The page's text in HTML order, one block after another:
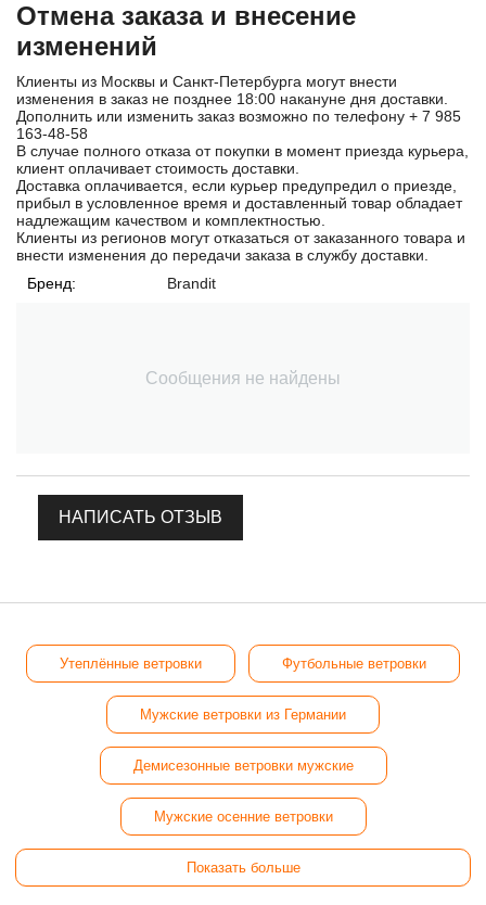
Отмена заказа и внесение
изменений
Клиенты из Москвы и Санкт-Петербурга могут внести
изменения в заказ не позднее 18:00 накануне дня доставки.
Дополнить или изменить заказ возможно по телефону + 7 985
163-48-58
В случае полного отказа от покупки в момент приезда курьера,
клиент оплачивает стоимость доставки.
Доставка оплачивается, если курьер предупредил о приезде,
прибыл в условленное время и доставленный товар обладает
надлежащим качеством и комплектностью.
Клиенты из регионов могут отказаться от заказанного товара и
внести изменения до передачи заказа в службу доставки.
Бренд:
Brandit
Сообщения не найдены
НАПИСАТЬ ОТЗЫВ
Утеплённые ветровки Футбольные ветровки
Мужские ветровки из Германии
Демисезонные ветровки мужские
Мужские осенние ветровки
Показать больше